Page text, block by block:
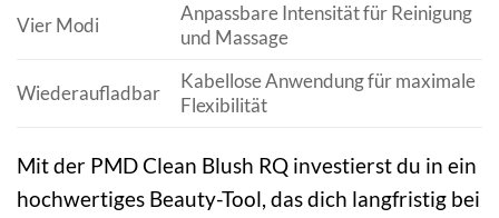
Vier Modi
Anpassbare Intensität für Reinigung
und Massage
Wiederaufladbar
Kabellose Anwendung für maximale
Flexibilität
Mit der PMD Clean Blush RQ investierst du in ein
hochwertiges Beauty-Tool, das dich langfristig bei